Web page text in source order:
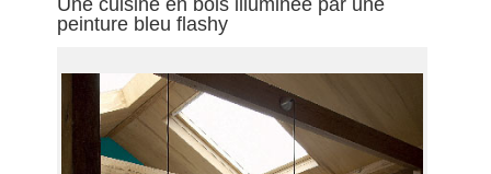
peinture bleu flashy